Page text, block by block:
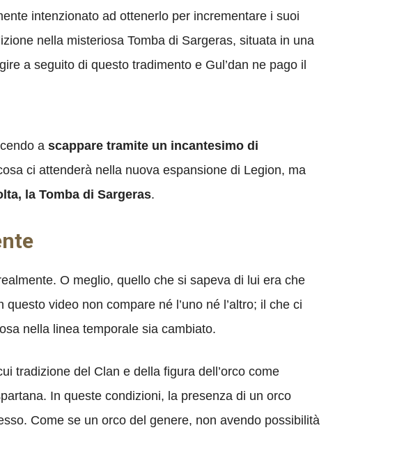
intenzionato ad ottenerlo per incrementare i suoi
nella misteriosa Tomba di Sargeras, situata in una
a seguito di questo tradimento e Gul’dan ne pago il
a scappare tramite un incantesimo di
ci attenderà nella nuova espansione di Legion, ma
la Tomba di Sargeras.
O meglio, quello che si sapeva di lui era che
video non compare né l’uno né l’altro; il che ci
nella linea temporale sia cambiato.
tradizione del Clan e della figura dell’orco come
In queste condizioni, la presenza di un orco
Come se un orco del genere, non avendo possibilità